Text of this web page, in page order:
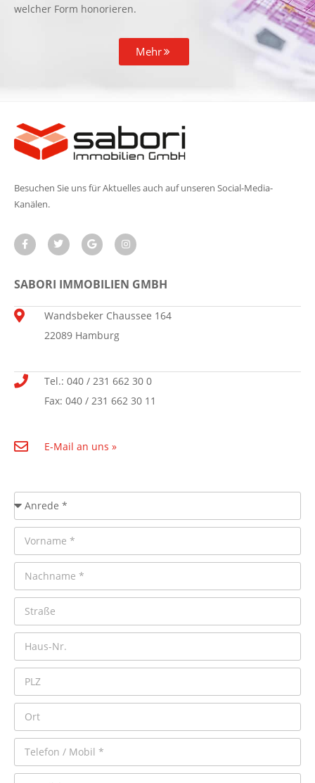
welcher Form honorieren.
Mehr
Besuchen Sie uns für Aktuelles auch auf unseren Social-Media-
Kanälen.
SABORI IMMOBILIEN GMBH
Wandsbeker Chaussee 164
22089 Hamburg
Tel.: 040 / 231 662 30 0
Fax: 040 / 231 662 30 11
E-Mail an uns »